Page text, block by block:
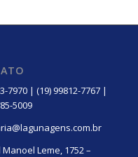
7970 | (19) 99812-7767 |
5009
Manoel Leme, 1752 –